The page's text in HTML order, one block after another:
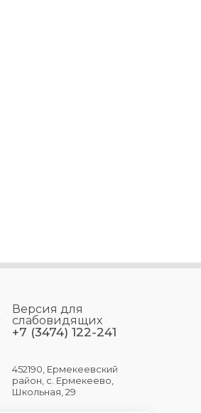
Версия для
слабовидящих
+7 (3474) 122-241
452190, Ермекеевский
район, с. Ермекеево,
Школьная, 29